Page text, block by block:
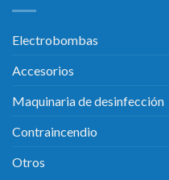
Electrobombas
Accesorios
Maquinaria de desinfección
Contraincendio
Otros